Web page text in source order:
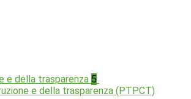
e della trasparenza 5
e della trasparenza (PTPCT)